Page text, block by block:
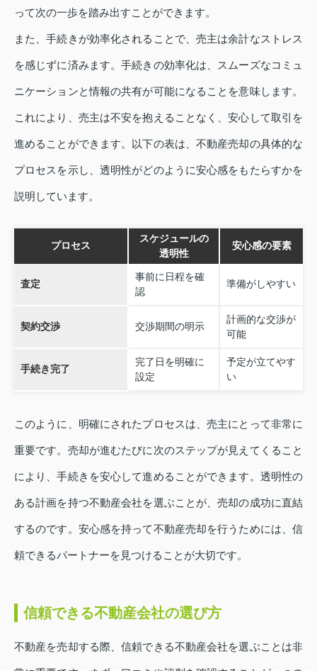
って次の一歩を踏み出すことができます。
また、手続きが効率化されることで、売主は余計なストレス
を感じずに済みます。手続きの効率化は、スムーズなコミュ
ニケーションと情報の共有が可能になることを意味します。
これにより、売主は不安を抱えることなく、安心して取引を
進めることができます。以下の表は、不動産売却の具体的な
プロセスを示し、透明性がどのように安心感をもたらすかを
説明しています。
プロセス
スケジュールの
透明性
安心感の要素
査定
事前に日程を確
認
準備がしやすい
契約交渉 交渉期間の明示
計画的な交渉が
可能
手続き完了
完了日を明確に
設定
予定が立てやす
い
このように、明確にされたプロセスは、売主にとって非常に
重要です。売却が進むたびに次のステップが見えてくること
により、手続きを安心して進めることができます。透明性の
ある計画を持つ不動産会社を選ぶことが、売却の成功に直結
するのです。安心感を持って不動産売却を行うためには、信
頼できるパートナーを見つけることが大切です。
信頼できる不動産会社の選び方
不動産を売却する際、信頼できる不動産会社を選ぶことは非